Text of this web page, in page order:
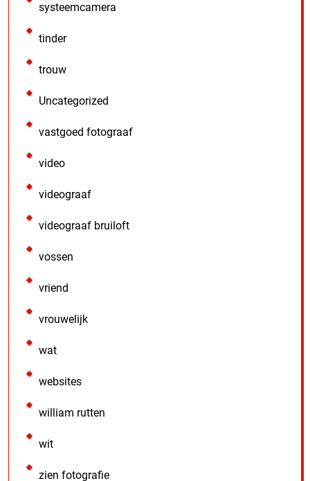
systeemcamera
tinder
trouw
Uncategorized
vastgoed fotograaf
video
videograaf
videograaf bruiloft
vossen
vriend
vrouwelijk
wat
websites
william rutten
wit
zien fotografie